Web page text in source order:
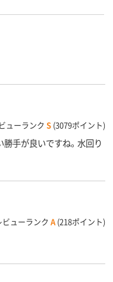
ューランク S (3079ポイント)
手が良いですね。水回り
ビューランク A (218ポイント)